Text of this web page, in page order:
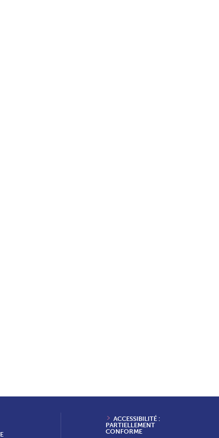
ACCESSIBILITÉ :
PARTIELLEMENT
CONFORME